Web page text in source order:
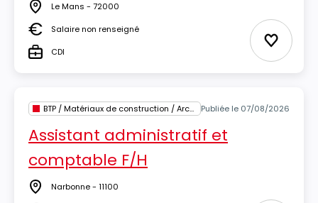
Lieu Le Mans - 72000
SalaireSalaire non renseigné
TypeCDI Ajouter
BTP / Matériaux de construction / Architecture Publiée le 07/08/2026
Assistant administratif et
comptable F/H
Lieu Narbonne - 11100